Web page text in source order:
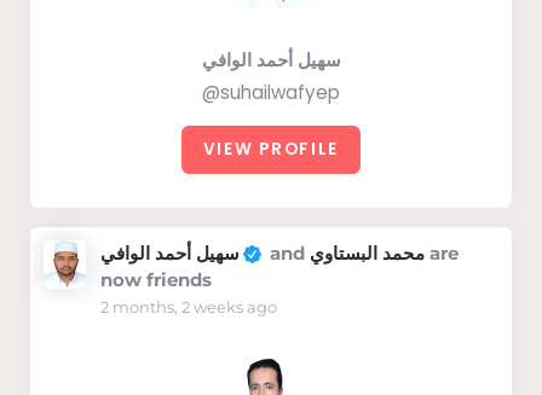
سهيل أحمد الوافي
@suhailwafyep
VIEW PROFILE
سهيل أحمد الوافي and محمد البستاوي are
now friends
2 months, 2 weeks ago